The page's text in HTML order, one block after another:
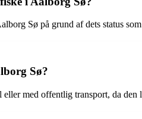
Sø på grund af dets status
Sø?
med offentlig transport, da den